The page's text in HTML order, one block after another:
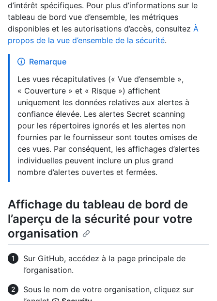
d’intérêt spécifiques. Pour plus d’informations sur le
tableau de bord vue d’ensemble, les métriques
disponibles et les autorisations d’accès, consultez À
propos de la vue d’ensemble de la sécurité.
Remarque
Les vues récapitulatives (« Vue d’ensemble »,
« Couverture » et « Risque ») affichent
uniquement les données relatives aux alertes à
confiance élevée. Les alertes Secret scanning
pour les répertoires ignorés et les alertes non
fournies par le fournisseur sont toutes omises de
ces vues. Par conséquent, les affichages d’alertes
individuelles peuvent inclure un plus grand
nombre d’alertes ouvertes et fermées.
Affichage du tableau de bord de
l’aperçu de la sécurité pour votre
organisation
Sur GitHub, accédez à la page principale de
l’organisation.
Sous le nom de votre organisation, cliquez sur